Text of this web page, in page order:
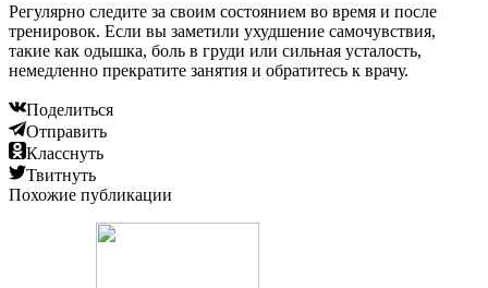
Регулярно следите за своим состоянием во время и после
тренировок. Если вы заметили ухудшение самочувствия,
такие как одышка, боль в груди или сильная усталость,
немедленно прекратите занятия и обратитесь к врачу.
Поделиться
Отправить
Класснуть
Твитнуть
Похожие публикации